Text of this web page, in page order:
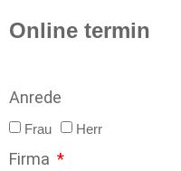
Online termin
Anrede
Frau Herr
Firma